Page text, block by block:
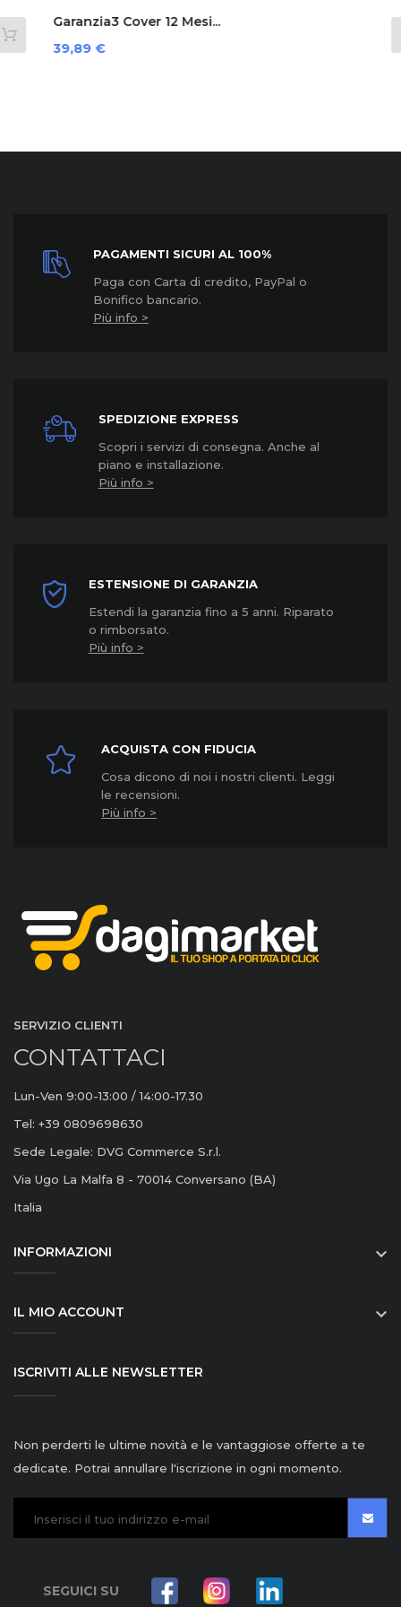
Garanzia3 Cover 12 Mesi...
Prezzo
39,89 €
PAGAMENTI SICURI AL 100%
Paga con Carta di credito, PayPal o
Bonifico bancario.
Più info >
SPEDIZIONE EXPRESS
Scopri i servizi di consegna. Anche al
piano e installazione.
Più info >
ESTENSIONE DI GARANZIA
Estendi la garanzia fino a 5 anni. Riparato
o rimborsato.
Più info >
ACQUISTA CON FIDUCIA
Cosa dicono di noi i nostri clienti. Leggi
le recensioni.
Più info >
SERVIZIO CLIENTI
CONTATTACI
Lun-Ven 9:00-13:00 / 14:00-17.30
Tel: +39 0809698630
Sede Legale: DVG Commerce S.r.l.
Via Ugo La Malfa 8 - 70014 Conversano (BA)
Italia
INFORMAZIONI 
IL MIO ACCOUNT 
ISCRIVITI ALLE NEWSLETTER
Non perderti le ultime novità e le vantaggiose offerte a te
dedicate. Potrai annullare l'iscrizione in ogni momento.
SEGUICI SU